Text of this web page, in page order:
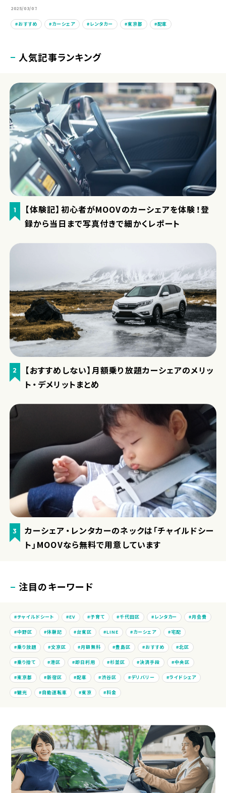
2025/03/07
おすすめ カーシェア レンタカー 東京都 配車
人気記事ランキング
1
【体験記】初心者がMOOVのカーシェアを体験！登
録から当日まで写真付きで細かくレポート
2
【おすすめしない】月額乗り放題カーシェアのメリッ
ト・デメリットまとめ
3
カーシェア・レンタカーのネックは「チャイルドシー
ト」MOOVなら無料で用意しています
注目のキーワード
チャイルドシート EV 子育て 千代田区 レンタカー 月会費
中野区 体験記 台東区 LINE カーシェア 宅配
乗り放題 文京区 月額無料 豊島区 おすすめ 北区
乗り捨て 港区 即日利用 杉並区 決済手段 中央区
東京都 新宿区 配車 渋谷区 デリバリー ライドシェア
観光 自動運転車 東京 料金